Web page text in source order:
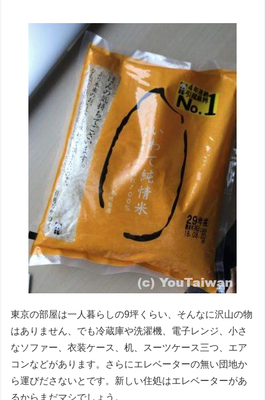
東京の部屋は一人暮らしの9坪くらい、そんなに沢山の物
はありません、でも冷蔵庫や洗濯機、電子レンジ、小さ
なソファー、衣装ケース、机、スーツケース三つ、エア
コンなどがあります。さらにエレベーターの無い団地か
ら運びださないとです。新しい住処はエレベーターがあ
るからまだマシでしょう。